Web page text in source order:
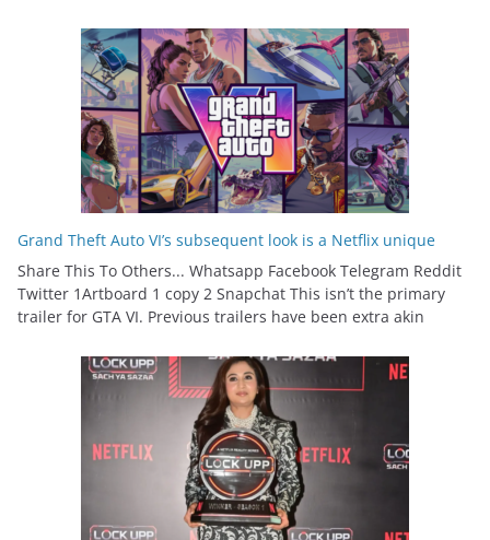
Grand Theft Auto VI’s subsequent look is a Netflix unique
Share This To Others... Whatsapp Facebook Telegram Reddit
Twitter 1Artboard 1 copy 2 Snapchat This isn’t the primary
trailer for GTA VI. Previous trailers have been extra akin